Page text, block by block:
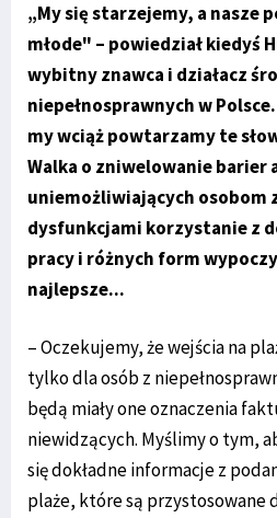
„My się starzejemy, a nasze
młode" – powiedział kiedyś
wybitny znawca i działacz
niepełnosprawnych w
my wciąż powtarzamy te
Walka o zniwelowanie
uniemożliwiających osobom
dysfunkcjami korzystanie z
pracy i różnych form
najlepsze...
– Oczekujemy, że wejścia na
tylko dla osób z
będą miały one oznaczenia
niewidzących. Myślimy o tym,
się dokładne informacje z
plaże, które są przystosowane